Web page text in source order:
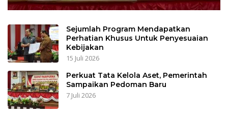
Sejumlah Program Mendapatkan
Perhatian Khusus Untuk Penyesuaian
Kebijakan
15 Juli 2026
Perkuat Tata Kelola Aset, Pemerintah
Sampaikan Pedoman Baru
7 Juli 2026